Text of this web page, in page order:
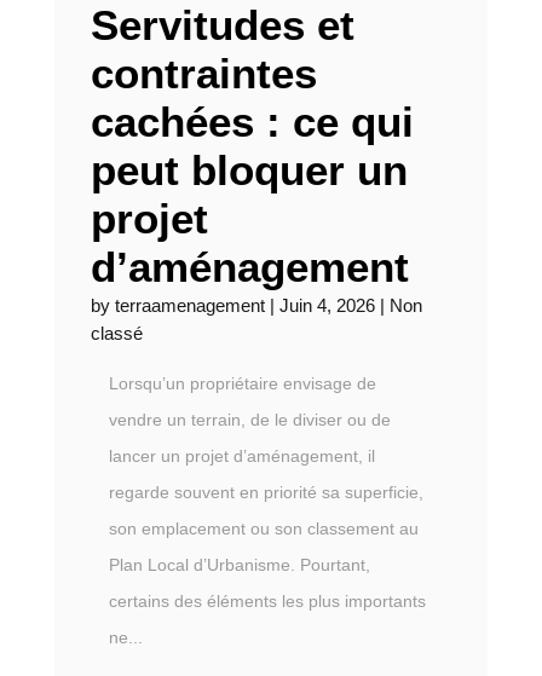
Servitudes et
contraintes
cachées : ce qui
peut bloquer un
projet
d’aménagement
by terraamenagement| Juin 4, 2026| Non
classé
Lorsqu’un propriétaire envisage de
vendre un terrain, de le diviser ou de
lancer un projet d’aménagement, il
regarde souvent en priorité sa superficie,
son emplacement ou son classement au
Plan Local d’Urbanisme. Pourtant,
certains des éléments les plus importants
ne...